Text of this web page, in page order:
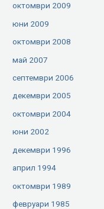
октомври 2009
юни 2009
октомври 2008
май 2007
септември 2006
декември 2005
октомври 2004
юни 2002
декември 1996
април 1994
октомври 1989
февруари 1985